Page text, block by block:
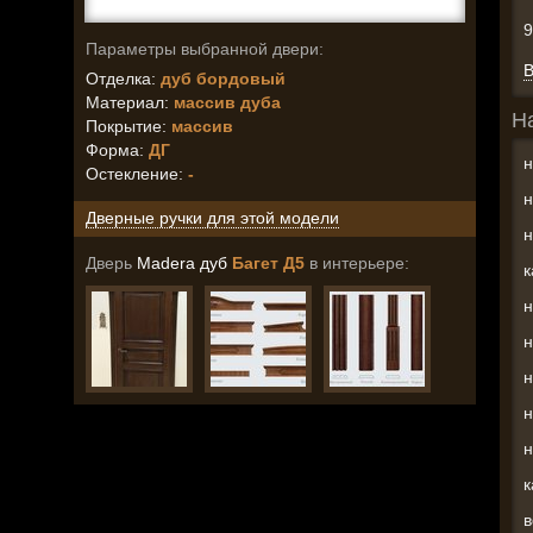
Параметры выбранной двери:
Отделка: дуб бордовый
Материал: массив дуба
Покрытие: массив
Форма: ДГ
Остекление: -
Дверные ручки для этой модели
Дверь Madera дуб Багет Д5 в интерьере: